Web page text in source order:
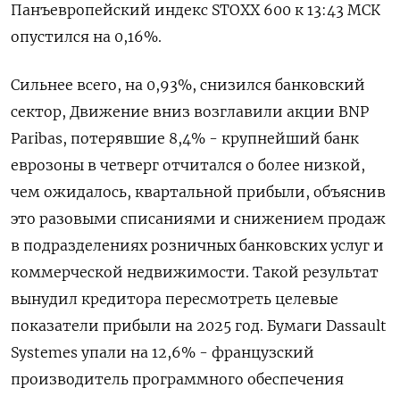
Панъевропейский индекс STOXX 600 к 13:43 МСК
опустился на 0,16%.
Сильнее всего, на 0,93%, снизился банковский
сектор, Движение вниз возглавили акции BNP
Paribas, потерявшие 8,4% - крупнейший банк
еврозоны в четверг отчитался о более низкой,
чем ожидалось, квартальной прибыли, объяснив
это разовыми списаниями и снижением продаж
в подразделениях розничных банковских услуг и
коммерческой недвижимости. Такой результат
вынудил кредитора пересмотреть целевые
показатели прибыли на 2025 год. Бумаги Dassault
Systemes упали на 12,6% - французский
производитель программного обеспечения